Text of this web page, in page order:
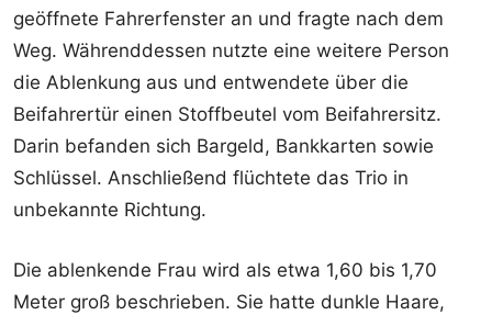
geöffnete Fahrerfenster an und fragte nach dem
Weg. Währenddessen nutzte eine weitere Person
die Ablenkung aus und entwendete über die
Beifahrertür einen Stoffbeutel vom Beifahrersitz.
Darin befanden sich Bargeld, Bankkarten sowie
Schlüssel. Anschließend flüchtete das Trio in
unbekannte Richtung.
Die ablenkende Frau wird als etwa 1,60 bis 1,70
Meter groß beschrieben. Sie hatte dunkle Haare,